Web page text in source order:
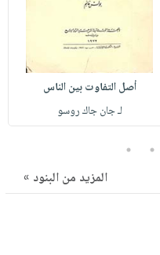
أصل التفاوت بين الناس
لـ جان جاك روسو
4
5
المزيد من البنود »